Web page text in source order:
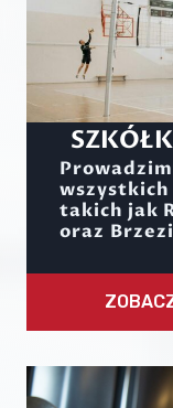
takich jak
oraz